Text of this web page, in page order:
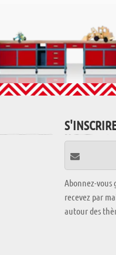
Abonnez-
recevez par
autour des